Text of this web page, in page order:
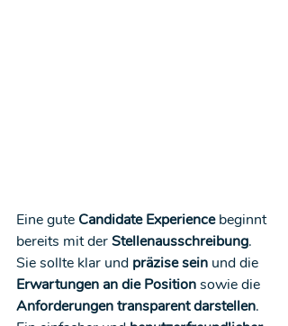
Eine gute Candidate Experience beginnt
bereits mit der Stellenausschreibung.
Sie sollte klar und präzise sein und die
Erwartungen an die Position sowie die
Anforderungen transparent darstellen.